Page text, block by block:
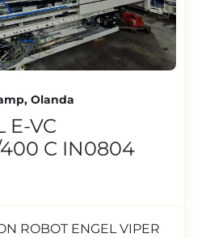
Olanda
E-VC
C IN0804
ROBOT ENGEL VIPER